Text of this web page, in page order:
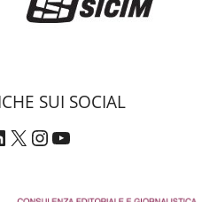
SUI SOCIAL
X Instagram
YouTube